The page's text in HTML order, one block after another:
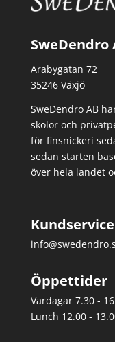
SweDendro
Arabygatan 72
35246 Växjö
SweDendro AB
skolor och
för finsnickeri
sedan starten
över hela landet
Kundservice
Öppettider
Vardagar 7.30 -
Lunch 12.00 -